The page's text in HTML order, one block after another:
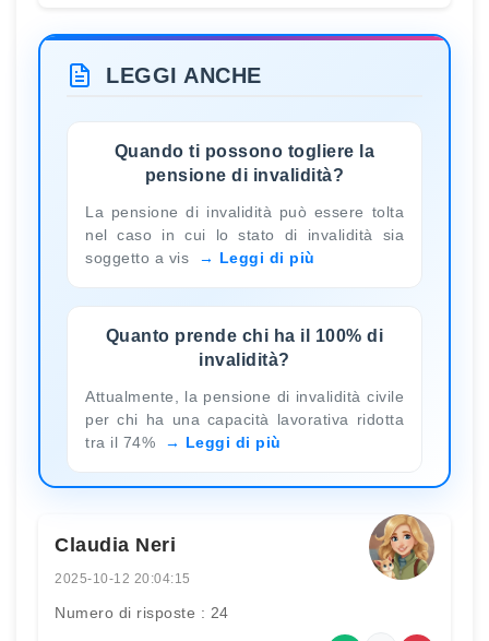
LEGGI ANCHE
Quando ti possono togliere la
pensione di invalidità?
La pensione di invalidità può essere tolta
nel caso in cui lo stato di invalidità sia
soggetto a vis
Leggi di più
Quanto prende chi ha il 100% di
invalidità?
Attualmente, la pensione di invalidità civile
per chi ha una capacità lavorativa ridotta
tra il 74%
Leggi di più
Claudia Neri
2025-10-12 20:04:15
Numero di risposte : 24